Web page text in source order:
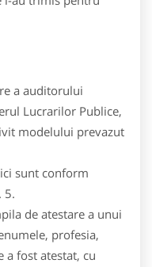
a auditorului
Lucrarilor Publice,
modelului prevazut
sunt conform
5.
de atestare a unui
profesia,
a fost atestat, cu